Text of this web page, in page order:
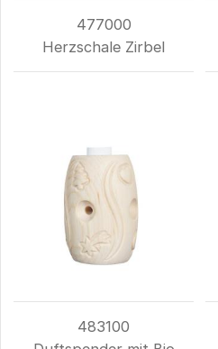
477000
Herzschale Zirbel
483100